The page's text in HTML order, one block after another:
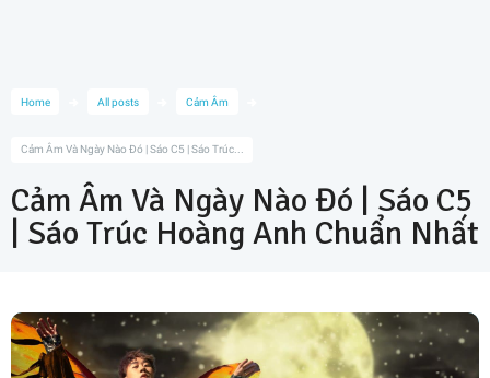
Home All posts Cảm Âm
Cảm Âm Và Ngày Nào Đó | Sáo C5 | Sáo Trúc...
Cảm Âm Và Ngày Nào Đó | Sáo C5
| Sáo Trúc Hoàng Anh Chuẩn Nhất